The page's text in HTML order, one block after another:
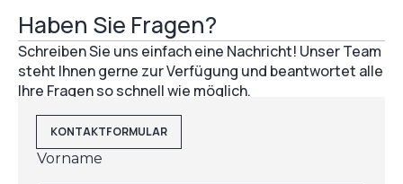
Haben Sie Fragen?
Schreiben Sie uns einfach eine Nachricht! Unser Team
steht Ihnen gerne zur Verfügung und beantwortet alle
Ihre Fragen so schnell wie möglich.
KONTAKTFORMULAR
Vorname
*